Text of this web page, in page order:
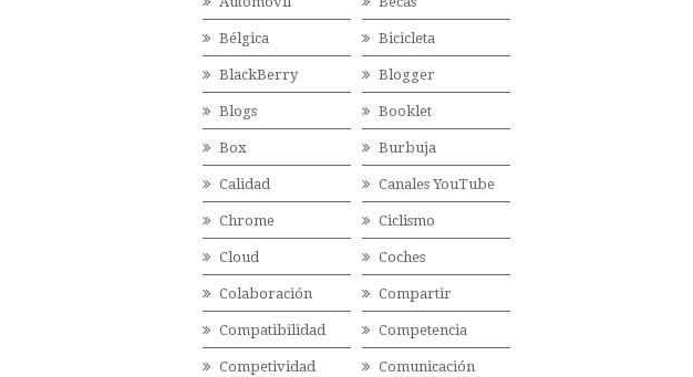
Bélgica Bicicleta
BlackBerry Blogger
Blogs Booklet
Box Burbuja
Calidad Canales YouTube
Chrome Ciclismo
Cloud Coches
Colaboración Compartir
Compatibilidad Competencia
Competividad Comunicación